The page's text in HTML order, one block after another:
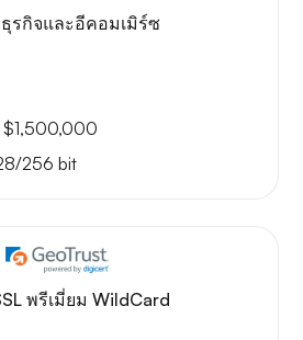
ธุรกิจและอีคอมเมิร์ซ
$1,500,000
256 bit
พรีเมี่ยม WildCard